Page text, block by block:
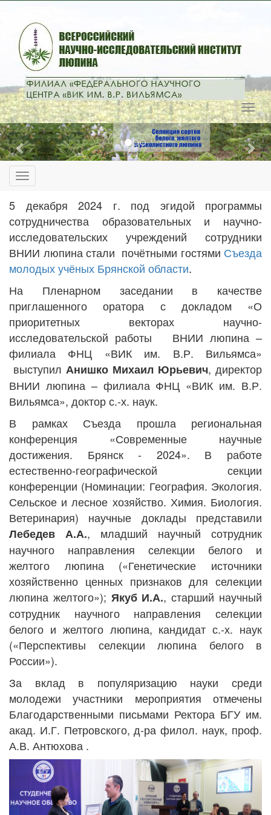
Previous
5 декабря 2024 г. под эгидой программы
сотрудничества образовательных и научно-
исследовательских учреждений сотрудники
ВНИИ люпина стали почётными гостями Съезда
молодых учёных Брянской области.
На Пленарном заседании в качестве
приглашенного оратора с докладом «О
приоритетных векторах научно-
исследовательской работы
ВНИИ люпина –
филиала ФНЦ «ВИК им. В.Р. Вильямса»
выступил Анишко Михаил Юрьевич, директор
ВНИИ люпина – филиала ФНЦ «ВИК им. В.Р.
Вильямса», доктор с.-х. наук.
В рамках Съезда прошла региональная
конференция «Современные научные
достижения. Брянск - 2024». В работе
естественно-географической секции
конференции (Номинации: География. Экология.
Сельское и лесное хозяйство. Химия. Биология.
Ветеринария) научные доклады представили
Лебедев А.А., младший научный сотрудник
научного направления селекции белого и
желтого люпина («Генетические источники
хозяйственно ценных признаков для селекции
люпина желтого»); Якуб И.А., старший научный
сотрудник научного направления селекции
белого и желтого люпина, кандидат с.-х. наук
(«Перспективы селекции люпина белого в
России»).
За вклад в популяризацию науки среди
молодежи участники мероприятия отмечены
Благодарственными письмами Ректора БГУ им.
акад. И.Г. Петровского, д-ра филол. наук, проф.
А.В. Антюхова .